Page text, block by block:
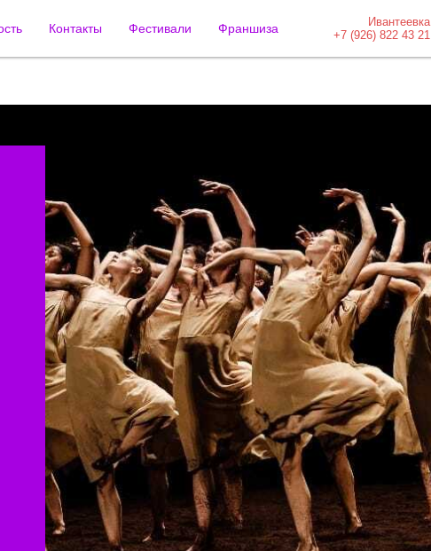
Контакты Фестивали Франшиза
Ивантеевка
+7 (926) 822 43 21